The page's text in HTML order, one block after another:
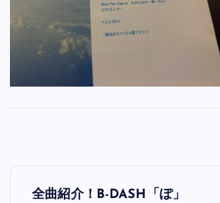
投全曲紹介！B-DASH「ぽ」